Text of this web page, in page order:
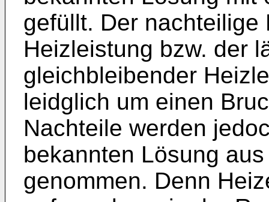
gefüllt. Der nachteilige
Heizleistung bzw. der
gleichbleibender
leidglich um einen
Nachteile werden
bekannten Lösung
genommen. Denn